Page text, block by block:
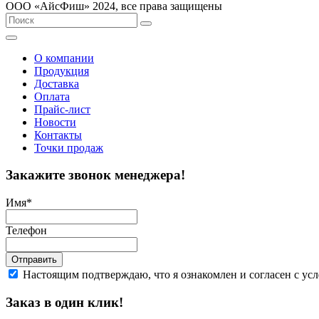
ООО «AйсФиш» 2024, все права защищены
О компании
Продукция
Доставка
Оплата
Прайс-лист
Новости
Контакты
Точки продаж
Закажите звонок менеджера!
Имя*
Телефон
Отправить
Настоящим подтверждаю, что я ознакомлен и согласен с
Заказ в один клик!